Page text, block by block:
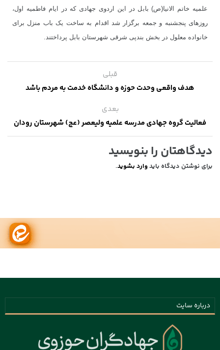
علمیه خاتم الانیا(ص) بابل در این اردوی جهادی که در ایام فاطمیه اول،
روزهای پنجشنبه و جمعه برگزار شد اقدام به ساخت یک باب منزل برای
خانواده معلول در بخش بندپی شرقی شهرستان بابل پرداختند.
قبلی
هدف واقعی وحدت حوزه و دانشگاه خدمت به مردم باشد
بعدی
فعالیت گروه جهادی مدرسه علمیه ولیعصر (عج) شهرستان رودان
دیدگاهتان را بنویسید
برای نوشتن دیدگاه باید وارد بشوید.
درباره سایت